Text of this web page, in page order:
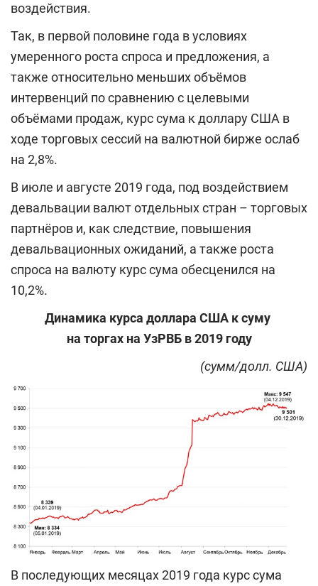
воздействия.
Так, в первой половине года в условиях
умеренного роста спроса и предложения, а
также относительно меньших объёмов
интервенций по сравнению с целевыми
объёмами продаж, курс сума к доллару США в
ходе торговых сессий на валютной бирже ослаб
на 2,8%.
В июле и августе 2019 года, под воздействием
девальвации валют отдельных стран – торговых
партнёров и, как следствие, повышения
девальвационных ожиданий, а также роста
спроса на валюту курс сума обесценился на
10,2%.
Динамика курса доллара США к суму
на торгах на УзРВБ в 2019 году
(сумм/долл. США)
В последующих месяцах 2019 года курс сума